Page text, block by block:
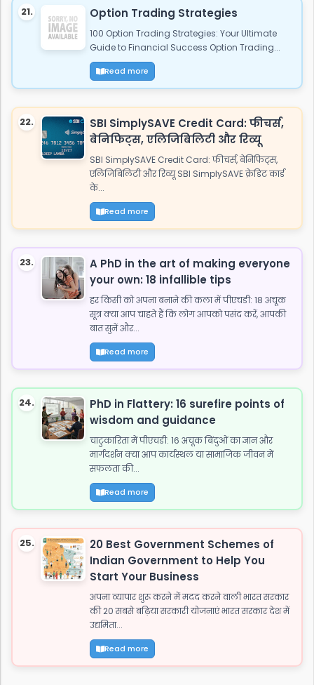
21. Option Trading Strategies
100 Option Trading Strategies: Your Ultimate
Guide to Financial Success Option Trading...
Read more
22.
SBI SimplySAVE Credit Card: फीचर्स,
बेनिफिट्स, एलिजिबिलिटी और रिव्यू
SBI SimplySAVE Credit Card: फीचर्स, बेनिफिट्स,
एलिजिबिलिटी और रिव्यू SBI SimplySAVE क्रेडिट कार्ड
के...
Read more
23.
A PhD in the art of making everyone
your own: 18 infallible tips
हर किसी को अपना बनाने की कला में पीएचडी: 18 अचूक
सूत्र क्या आप चाहते हैं कि लोग आपको पसंद करें, आपकी
बात सुनें और...
Read more
24.
PhD in Flattery: 16 surefire points of
wisdom and guidance
चाटुकारिता में पीएचडी: 16 अचूक बिंदुओं का ज्ञान और
मार्गदर्शन क्या आप कार्यस्थल या सामाजिक जीवन में
सफलता की...
Read more
25.
20 Best Government Schemes of
Indian Government to Help You
Start Your Business
अपना व्यापार शुरू करने में मदद करने वाली भारत सरकार
की 20 सबसे बढ़िया सरकारी योजनाएं भारत सरकार देश में
उद्यमिता...
Read more